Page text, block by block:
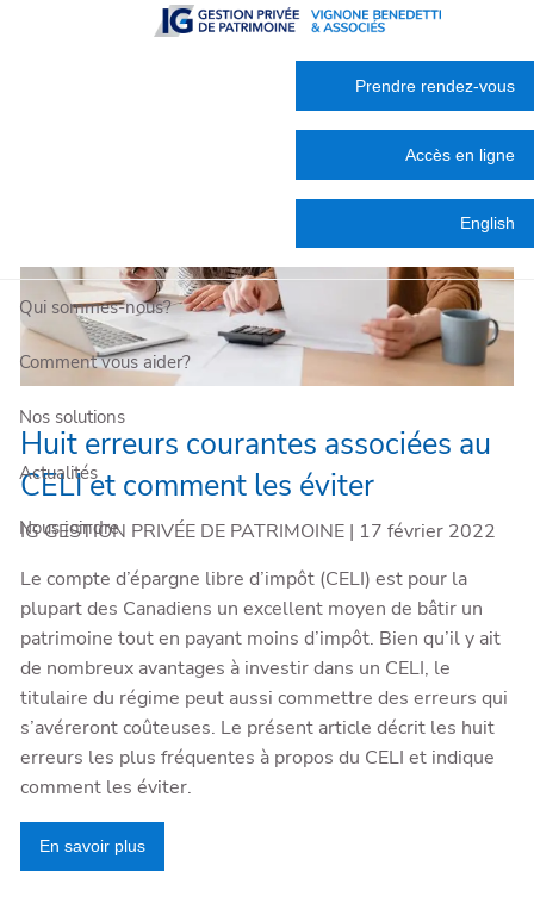
Skip to main content
Prendre rendez-vous
Accès en ligne
English
Qui sommes-nous?
Comment vous aider?
Nos solutions
Actualités
Nous joindre
Huit erreurs courantes associées au
CELI et comment les éviter
IG GESTION PRIVÉE DE PATRIMOINE | 17 février 2022
Le compte d’épargne libre d’impôt (CELI) est pour la
plupart des Canadiens un excellent moyen de bâtir un
patrimoine tout en payant moins d’impôt. Bien qu’il y ait
de nombreux avantages à investir dans un CELI, le
titulaire du régime peut aussi commettre des erreurs qui
s’avéreront coûteuses. Le présent article décrit les huit
erreurs les plus fréquentes à propos du CELI et indique
comment les éviter.
En savoir plus